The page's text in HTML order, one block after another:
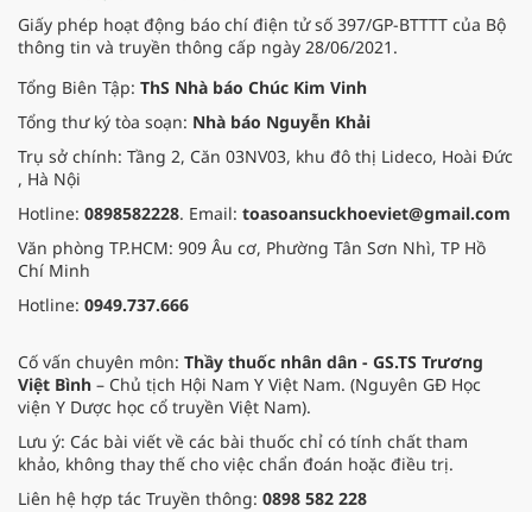
Giấy phép hoạt động báo chí điện tử số 397/GP-BTTTT của Bộ
thông tin và truyền thông cấp ngày 28/06/2021.
Tổng Biên Tập: ThS Nhà báo Chúc Kim Vinh
Tổng thư ký tòa soạn: Nhà báo Nguyễn Khải
Trụ sở chính: Tầng 2, Căn 03NV03, khu đô thị Lideco, Hoài Đức
, Hà Nội
Hotline: 0898582228. Email: toasoansuckhoeviet@gmail.com
Văn phòng TP.HCM: 909 Âu cơ, Phường Tân Sơn Nhì, TP Hồ
Chí Minh
Hotline: 0949.737.666
Cố vấn chuyên môn: Thầy thuốc nhân dân - GS.TS Trương
Việt Bình – Chủ tịch Hội Nam Y Việt Nam. (Nguyên GĐ Học
viện Y Dược học cổ truyền Việt Nam).
Lưu ý: Các bài viết về các bài thuốc chỉ có tính chất tham
khảo, không thay thế cho việc chẩn đoán hoặc điều trị.
Liên hệ hợp tác Truyền thông: 0898 582 228